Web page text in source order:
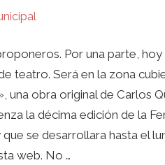
Por una parte, hoy
teatro. Será en la zona
obra original de Carlos
la décima edición de la
se desarrollara hasta el
web. No …